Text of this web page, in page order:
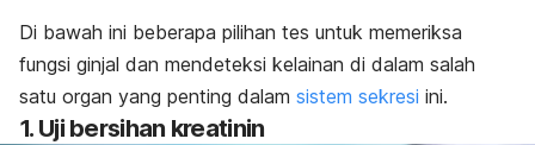
Di bawah ini beberapa pilihan tes untuk memeriksa
fungsi ginjal dan mendeteksi kelainan di dalam salah
satu organ yang penting dalam sistem sekresi ini.
1. Uji bersihan kreatinin